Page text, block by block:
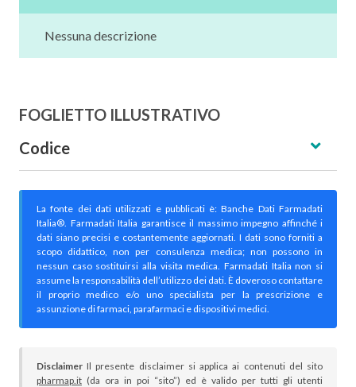
Nessuna descrizione
FOGLIETTO ILLUSTRATIVO
Codice
La fonte dei dati utilizzati e pubblicati è: Banche Dati Farmadati
Italia®. Farmadati Italia garantisce il massimo impegno affinché i
dati siano precisi e costantemente aggiornati. I dati sono forniti a
scopo didattico, non per consulenza medica; non possono in
nessun caso sostituirsi alla visita medica. Farmadati Italia non si
assume la responsabilità dell’utilizzo dei dati. È doveroso contattare
il proprio medico e/o uno specialista per la prescrizione e
assunzione di farmaci, parafarmaci e dispositivi medici.
Disclaimer Il presente disclaimer si applica ai contenuti del sito
pharmap.it (da ora in poi “sito”) ed è valido per tutti gli utenti